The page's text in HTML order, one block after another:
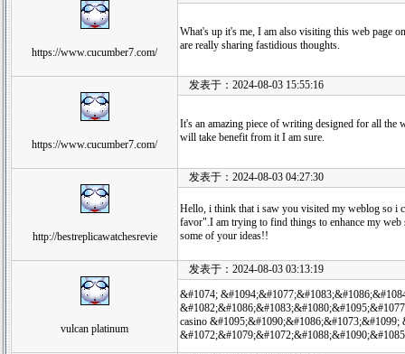
https://www.cucumber7.com/
What's up it's me, I am also visiting this web page
are really sharing fastidious thoughts.
https://www.cucumber7.com/
发表于：2024-08-03 15:55:16
It's an amazing piece of writing designed for all the
will take benefit from it I am sure.
http://bestreplicawatchesrevie
发表于：2024-08-03 04:27:30
Hello, i think that i saw you visited my weblog so i
favor".I am trying to find things to enhance my web
some of your ideas!!
vulcan platinum
发表于：2024-08-03 03:13:19
&#1074;
casino